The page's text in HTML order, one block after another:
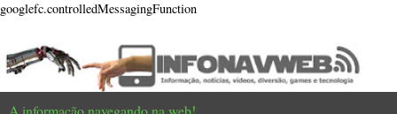
googlefc.controlledMessagingFunction
A informação navegando na web!